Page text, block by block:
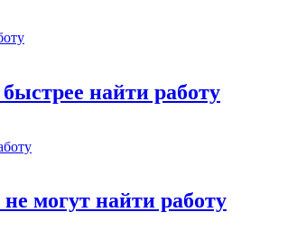
найти работу
могут найти работу